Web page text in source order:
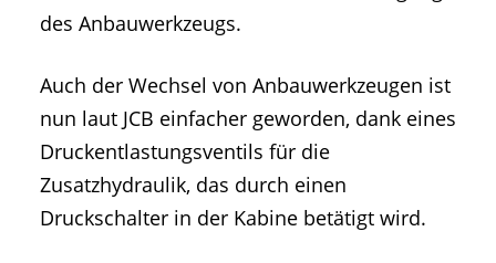
des Anbauwerkzeugs.
Auch der Wechsel von Anbauwerkzeugen ist
nun laut JCB einfacher geworden, dank eines
Druckentlastungsventils für die
Zusatzhydraulik, das durch einen
Druckschalter in der Kabine betätigt wird.